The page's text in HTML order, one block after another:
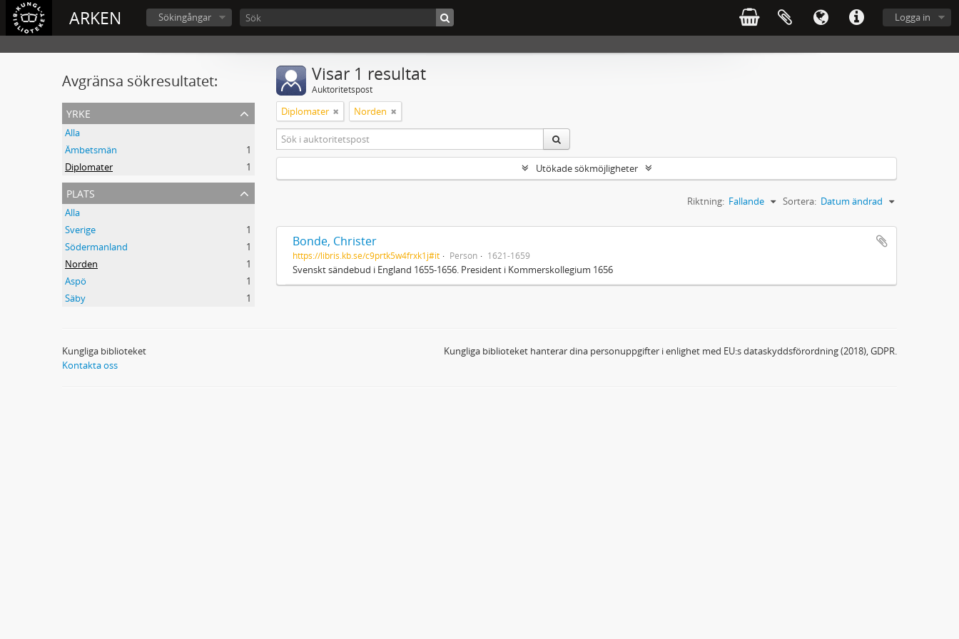
ARKEN Logga in
Sökingångar
Avgränsa sökresultatet:
yrke
Alla
Ämbetsmän
1
Diplomater
1
plats
Alla
Sverige
1
Södermanland
1
Norden
1
Aspö
1
Säby
1
Visar 1 resultat
Auktoritetspost
Diplomater Norden
Utökade sökmöjligheter
Sortera: Datum ändrad
Riktning: Fallande
Bonde, Christer
https://libris.kb.se/c9prtk5w4frxk1j#it Person 1621-1659
Svenskt sändebud i England 1655-1656. President i Kommerskollegium 1656
Kungliga biblioteket
Kontakta oss
Kungliga biblioteket hanterar dina personuppgifter i enlighet med EU:s dataskyddsförordning (2018), GDPR.